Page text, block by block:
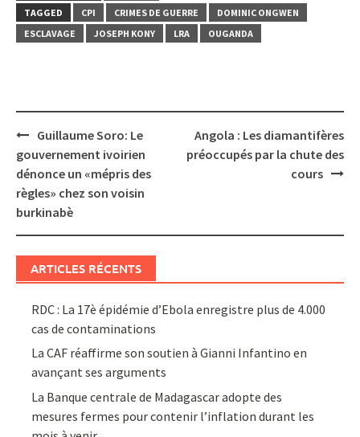
TAGGED
CPI CRIMES DE GUERRE
DOMINIC ONGWEN
ESCLAVAGE
JOSEPH KONY LRA OUGANDA
Post
navigation
Guillaume Soro: Le
gouvernement ivoirien
dénonce un «mépris des
règles» chez son voisin
burkinabè
Angola : Les diamantifères
préoccupés par la chute des
cours
ARTICLES RÉCENTS
RDC : La 17è épidémie d’Ebola enregistre plus de 4.000
cas de contaminations
La CAF réaffirme son soutien à Gianni Infantino en
avançant ses arguments
La Banque centrale de Madagascar adopte des
mesures fermes pour contenir l’inflation durant les